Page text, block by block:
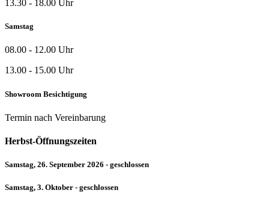
13.30 - 18.00 Uhr
Samstag
08.00 - 12.00 Uhr
13.00 - 15.00 Uhr
Showroom Besichtigung
Termin nach Vereinbarung
Herbst-Öffnungszeiten
Samstag, 26. September 2026 - geschlossen
Samstag, 3. Oktober - geschlossen